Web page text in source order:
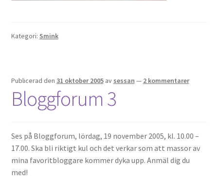
Kategori: Smink
Publicerad den 31 oktober 2005 av sessan — 2 kommentarer
Bloggforum 3
Ses på Bloggforum, lördag, 19 november 2005, kl. 10.00 –
17.00. Ska bli riktigt kul och det verkar som att massor av
mina favoritbloggare kommer dyka upp. Anmäl dig du
med!